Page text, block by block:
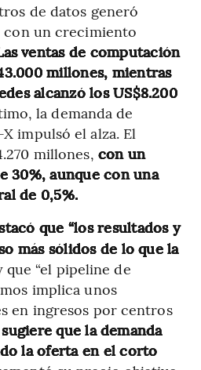
de datos generó
con un crecimiento
ventas de computación
millones, mientras
alcanzó los US$8.200
la demanda de
impulsó el alza. El
millones, con un
30%, aunque con una
de 0,5%.
que “los resultados y
más sólidos de lo que la
“el pipeline de
implica unos
en ingresos por centros
sugiere que la demanda
la oferta en el corto